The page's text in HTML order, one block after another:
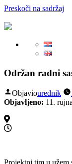
Preskoči na sadržaj
Održan radni
Objaviourednik
Objavljeno: 11.
▼